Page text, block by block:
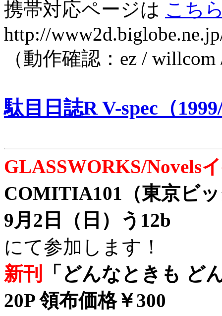
携帯対応ページは こち
http://
（動作確認：ez /
駄目日誌R V-spec（
GLASSWORKS/Novels
COMITIA101（東京ビ
9月2日（日）う12b
にて参加します！
新刊
「どんなときも ど
20P 領布価格￥300